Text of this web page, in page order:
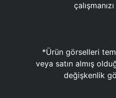
*Ürün görselleri
veya satın almış
değişkenlik